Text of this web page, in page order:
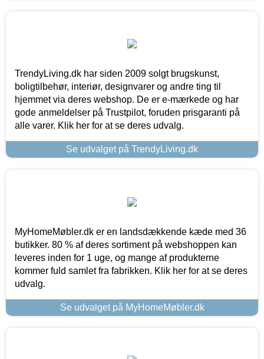
TrendyLiving.dk har siden 2009 solgt brugskunst,
boligtilbehør, interiør, designvarer og andre ting til
hjemmet via deres webshop. De er e-mærkede og har
gode anmeldelser på Trustpilot, foruden prisgaranti på
alle varer. Klik her for at se deres udvalg.
Se udvalget på TrendyLiving.dk
MyHomeMøbler.dk er en landsdækkende kæde med 36
butikker. 80 % af deres sortiment på webshoppen kan
leveres inden for 1 uge, og mange af produkterne
kommer fuld samlet fra fabrikken. Klik her for at se deres
udvalg.
Se udvalget på MyHomeMøbler.dk